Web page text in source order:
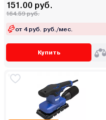
151.00 руб.
164.59 руб.
от 4 руб. руб./мес.
Купить